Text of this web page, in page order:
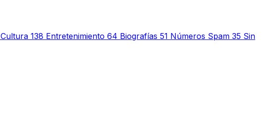
Cultura 138 Entretenimiento 64 Biografías 51 Números Spam 35 Sin